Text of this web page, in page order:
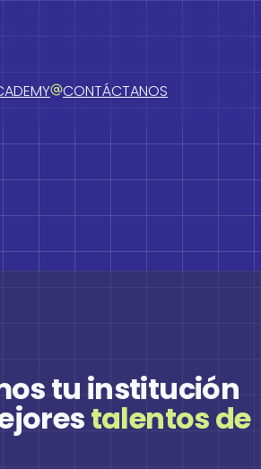
CONTÁCTANOS
tu institución
talentos de